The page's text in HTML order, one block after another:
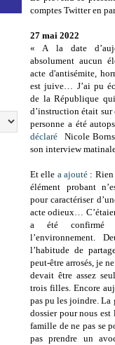
comptes Twitter en
27 mai 2022
« A la date
absolument aucun
acte d'antisémite,
est juive… J’ai pu
de la République
d’instruction était
personne a été
déclaré Nicole
son interview
Et elle a ajouté: Rien
élément probant
pour caractériser
acte odieux…
a été confirmé
l’environnement.
l’habitude de
peut-être arrosés, je
devait être assez
trois filles. Encore
pas pu les joindre. La
dossier pour nous est
famille de ne pas se
pas prendre un